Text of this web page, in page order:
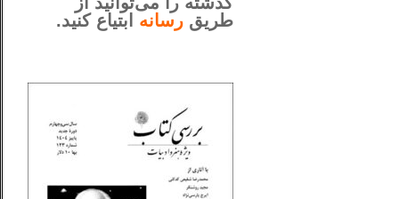
طریق رسانه ابتیاع کنید.